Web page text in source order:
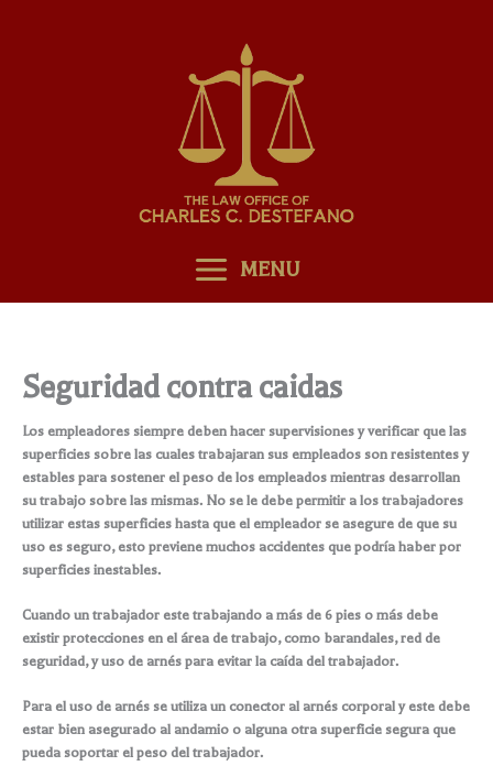
MENU
Seguridad contra caidas
Los empleadores siempre deben hacer supervisiones y verificar que las
superficies sobre las cuales trabajaran sus empleados son resistentes y
estables para sostener el peso de los empleados mientras desarrollan
su trabajo sobre las mismas. No se le debe permitir a los trabajadores
utilizar estas superficies hasta que el empleador se asegure de que su
uso es seguro, esto previene muchos accidentes que podría haber por
superficies inestables.
Cuando un trabajador este trabajando a más de 6 pies o más debe
existir protecciones en el área de trabajo, como barandales, red de
seguridad, y uso de arnés para evitar la caída del trabajador.
Para el uso de arnés se utiliza un conector al arnés corporal y este debe
estar bien asegurado al andamio o alguna otra superficie segura que
pueda soportar el peso del trabajador.